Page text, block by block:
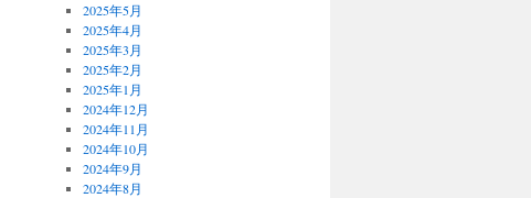
2025年5月
2025年4月
2025年3月
2025年2月
2025年1月
2024年12月
2024年11月
2024年10月
2024年9月
2024年8月